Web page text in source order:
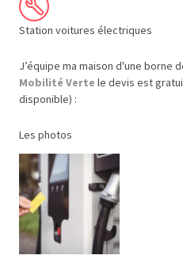
Station voitures électriques
J’équipe ma maison d'une borne
Mobilité Verte le devis est
disponible) :
Les photos